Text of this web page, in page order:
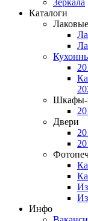
Зеркала
Каталоги
Шкафы-
Двери
Инфо